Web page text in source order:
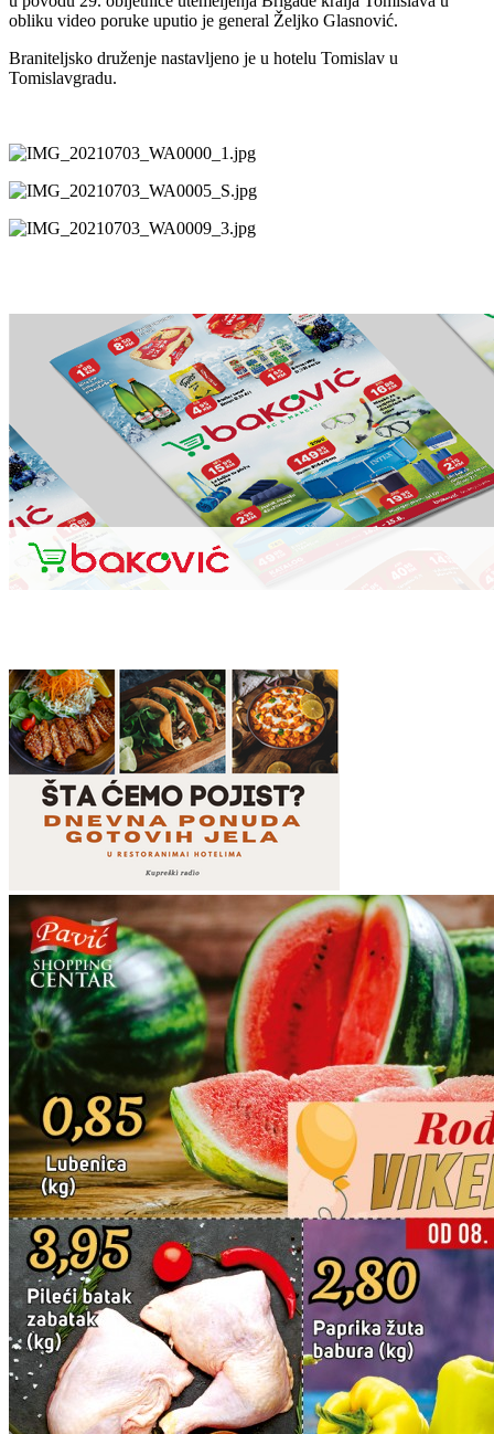
obliku video poruke uputio je general Željko Glasnović.
Braniteljsko druženje nastavljeno je u hotelu Tomislav u
Tomislavgradu.